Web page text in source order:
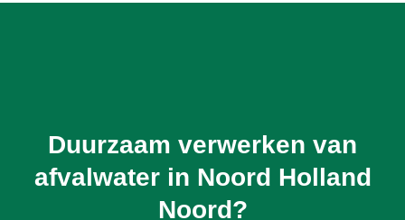
Duurzaam verwerken van
afvalwater in Noord Holland
Noord?